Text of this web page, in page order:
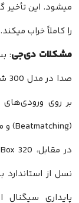
میشود. این تأخیر
را کاملاً خراب میکند.
مشکلات دی‌جی:
بر روی
(Beatmatching) و میکس دقیق را دشوار میسازد.
نسل از
پایداری سیگنال